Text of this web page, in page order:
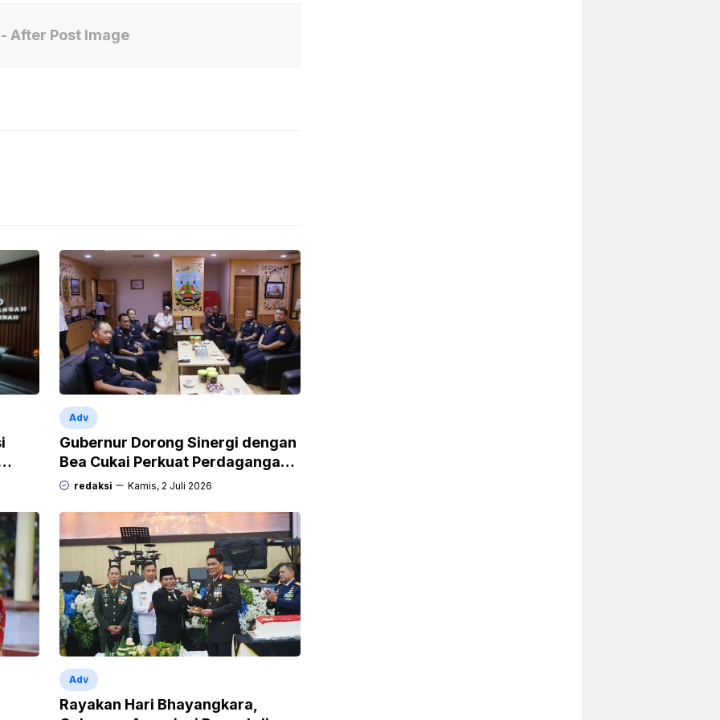
After Post Image
Adv
Gubernur Dorong Sinergi dengan
Bea Cukai Perkuat Perdagangan
di Perbatasan dan Ekspor UMKM
redaksi Kamis, 2 Juli 2026
Adv
Rayakan Hari Bhayangkara,